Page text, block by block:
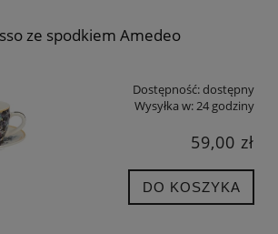
ze spodkiem Amedeo
Dostępność:dostępny
Wysyłka w:24 godziny
59,00 zł
DO KOSZYKA